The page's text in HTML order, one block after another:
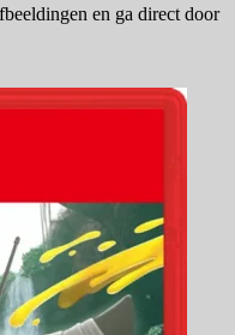
en ga direct door